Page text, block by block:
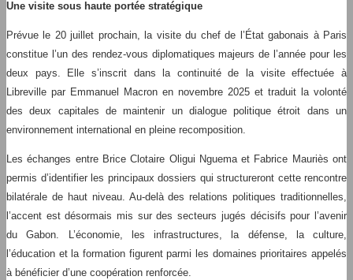
Une visite sous haute portée stratégique
Prévue le 20 juillet prochain, la visite du chef de l’État gabonais à Paris
constitue l’un des rendez-vous diplomatiques majeurs de l’année pour les
deux pays. Elle s’inscrit dans la continuité de la visite effectuée à
Libreville par Emmanuel Macron en novembre 2025 et traduit la volonté
des deux capitales de maintenir un dialogue politique étroit dans un
environnement international en pleine recomposition.
Les échanges entre Brice Clotaire Oligui Nguema et Fabrice Mauriès ont
permis d’identifier les principaux dossiers qui structureront cette rencontre
bilatérale de haut niveau. Au-delà des relations politiques traditionnelles,
l’accent est désormais mis sur des secteurs jugés décisifs pour l’avenir
du Gabon. L’économie, les infrastructures, la défense, la culture,
l’éducation et la formation figurent parmi les domaines prioritaires appelés
à bénéficier d’une coopération renforcée.